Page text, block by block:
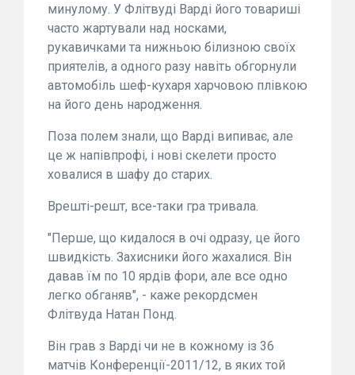
минулому. У Флітвуді Варді його товариші
часто жартували над носками,
рукавичками та нижньою білизною своїх
приятелів, а одного разу навіть обгорнули
автомобіль шеф-кухаря харчовою плівкою
на його день народження.
Поза полем знали, що Варді випиває, але
це ж напівпрофі, і нові скелети просто
ховалися в шафу до старих.
Врешті-решт, все-таки гра тривала.
"Перше, що кидалося в очі одразу, це його
швидкість. Захисники його жахалися. Він
давав їм по 10 ярдів фори, але все одно
легко обганяв", - каже рекордсмен
Флітвуда Натан Понд.
Він грав з Варді чи не в кожному із 36
матчів Конференції-2011/12, в яких той